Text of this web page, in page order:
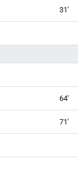
31'
64'
71'